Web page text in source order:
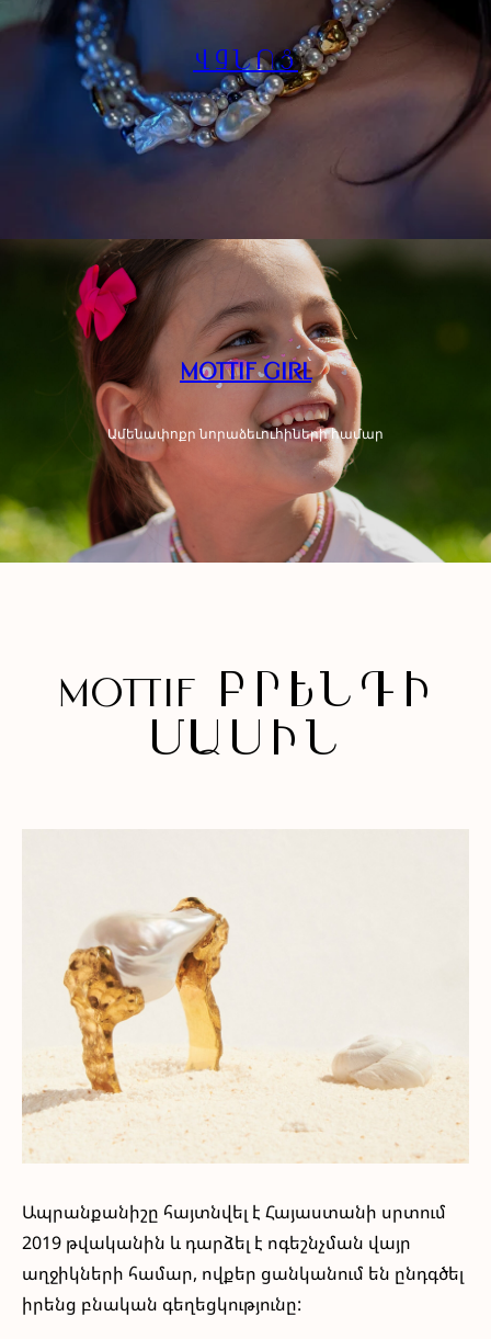
ՎԶՆՈՑ
MOTTIF GIRL
Ամենափոքր նորաձեւուհիների համար
MOTTIF
ԲՐԵՆԴԻ
ՄԱՍԻՆ
Ապրանքանիշը հայտնվել է Հայաստանի սրտում
2019 թվականին և դարձել է ոգեշնչման վայր
աղջիկների համար, ովքեր ցանկանում են ընդգծել
իրենց բնական գեղեցկությունը: